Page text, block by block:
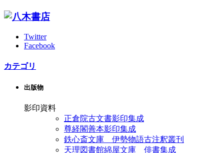
Twitter
Facebook
カテゴリ
出版物
影印資料
正倉院古文書影印集成
尊経閣善本影印集成
鉄心斎文庫 伊勢物語古注釈叢刊
天理図書館綿屋文庫 俳書集成